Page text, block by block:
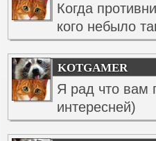
Когда
кого небыло
KOTGAMER
Я рад что вам
интересней)